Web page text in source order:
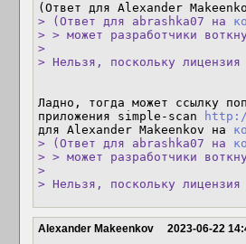
(Ответ для Alexander
> (Ответ для abrashka07 на
> > может разработчики
>
> Нельзя, поскольку лицензия
Ладно, тогда может ссылку
приложения simple-scan
для Alexander Makeenkov на
> (Ответ для abrashka07 на
> > может разработчики
>
> Нельзя, поскольку лицензия
Alexander Makeenkov 2023-06-22